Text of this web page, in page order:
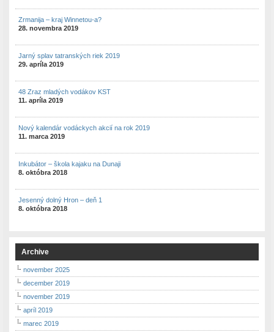
Zrmanija – kraj Winnetou-a?
28. novembra 2019
Jarný splav tatranských riek 2019
29. apríla 2019
48 Zraz mladých vodákov KST
11. apríla 2019
Nový kalendár vodáckych akcií na rok 2019
11. marca 2019
Inkubátor – škola kajaku na Dunaji
8. októbra 2018
Jesenný dolný Hron – deň 1
8. októbra 2018
Archive
november 2025
december 2019
november 2019
apríl 2019
marec 2019